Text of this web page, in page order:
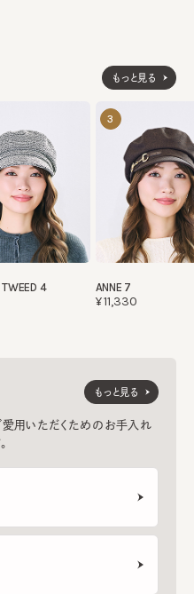
もっと見る
4
3
ANNE 7
¥11,330
用いただくためのお手入れ
もっと見る